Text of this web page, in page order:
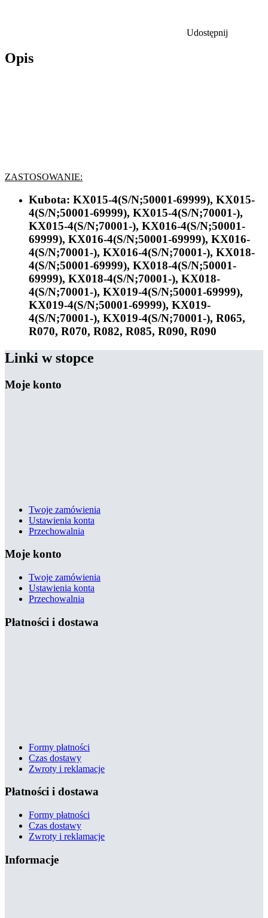
Udostępnij
Opis
ZASTOSOWANIE:
Kubota: KX015-4(S/N;50001-69999), KX015-
4(S/N;50001-69999), KX015-4(S/N;70001-),
KX015-4(S/N;70001-), KX016-4(S/N;50001-
69999), KX016-4(S/N;50001-69999), KX016-
4(S/N;70001-), KX016-4(S/N;70001-), KX018-
4(S/N;50001-69999), KX018-4(S/N;50001-
69999), KX018-4(S/N;70001-), KX018-
4(S/N;70001-), KX019-4(S/N;50001-69999),
KX019-4(S/N;50001-69999), KX019-
4(S/N;70001-), KX019-4(S/N;70001-), R065,
R070, R070, R082, R085, R090, R090
Linki w stopce
Moje konto
Twoje zamówienia
Ustawienia konta
Przechowalnia
Moje konto
Twoje zamówienia
Ustawienia konta
Przechowalnia
Płatności i dostawa
Formy płatności
Czas dostawy
Zwroty i reklamacje
Płatności i dostawa
Formy płatności
Czas dostawy
Zwroty i reklamacje
Informacje